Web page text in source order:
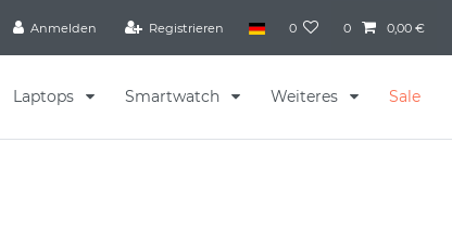
Anmelden Registrieren 0 0 0,00 €
Laptops Smartwatch Weiteres Sale